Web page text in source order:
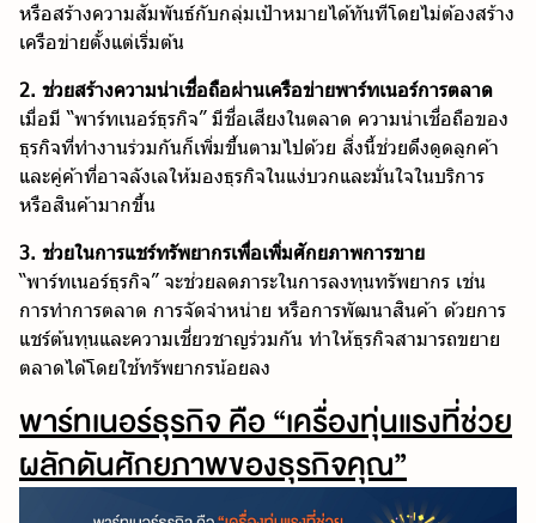
หรือสร้างความสัมพันธ์กับกลุ่มเป้าหมายได้ทันทีโดยไม่ต้องสร้าง
เครือข่ายตั้งแต่เริ่มต้น
2. ช่วยสร้างความน่าเชื่อถือผ่านเครือข่ายพาร์ทเนอร์การตลาด
เมื่อมี “พาร์ทเนอร์ธุรกิจ” มีชื่อเสียงในตลาด ความน่าเชื่อถือของ
ธุรกิจที่ทำงานร่วมกันก็เพิ่มขึ้นตามไปด้วย สิ่งนี้ช่วยดึงดูดลูกค้า
และคู่ค้าที่อาจลังเลให้มองธุรกิจในแง่บวกและมั่นใจในบริการ
หรือสินค้ามากขึ้น
3. ช่วยในการแชร์ทรัพยากรเพื่อเพิ่มศักยภาพการขาย
“พาร์ทเนอร์ธุรกิจ” จะช่วยลดภาระในการลงทุนทรัพยากร เช่น
การทำการตลาด การจัดจำหน่าย หรือการพัฒนาสินค้า ด้วยการ
แชร์ต้นทุนและความเชี่ยวชาญร่วมกัน ทำให้ธุรกิจสามารถขยาย
ตลาดได้โดยใช้ทรัพยากรน้อยลง
พาร์ทเนอร์ธุรกิจ คือ “เครื่องทุ่นแรงที่ช่วย
ผลักดันศักยภาพของธุรกิจคุณ”